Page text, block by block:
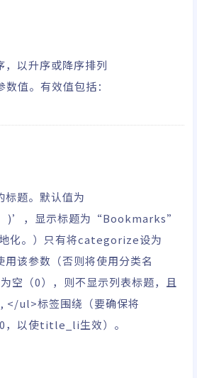
，以升序或降序排列
值。有效值包括：
标题。默认值为
，显示标题为“Bookmarks”
化。）只有将categorize设为
该参数（否则将使用分类名
（0），则不显示列表标题，且
</ul>标签围绕（要确保将
以使title_li生效）。